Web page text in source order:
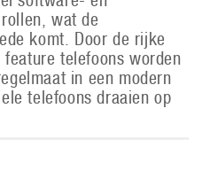
wat de
komt. Door de rijke
telefoons worden
in een modern
telefoons draaien op